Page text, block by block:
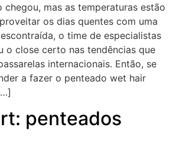
chegou, mas as temperaturas estão
os dias quentes com uma
o time de especialistas
o close certo nas tendências que
internacionais. Então, se
a fazer o penteado wet hair
penteados